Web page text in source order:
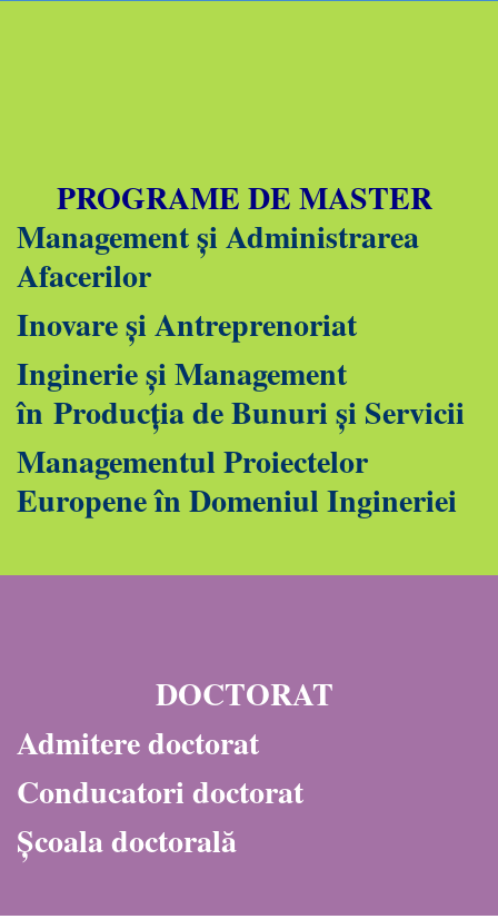
PROGRAME DE MASTER
Management și Administrarea
Afacerilor
Inovare și Antreprenoriat
Inginerie și Management
în Producția de Bunuri și Servicii
Managementul Proiectelor
Europene în Domeniul Ingineriei
DOCTORAT
Admitere doctorat
Conducatori doctorat
Școala doctorală